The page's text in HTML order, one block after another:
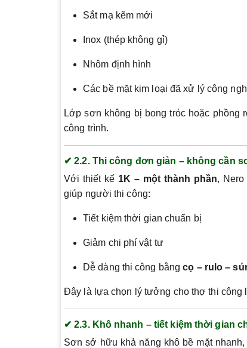
Sắt mạ kẽm mới
Inox (thép không gỉ)
Nhôm định hình
Các bề mặt kim loại đã xử lý công
Lớp sơn không bị bong tróc hoặc phồng
công trình.
✔ 2.2. Thi công đơn giản – không cần
Với thiết kế 1K – một thành phần,
giúp người thi công:
Tiết kiệm thời gian chuẩn bị
Giảm chi phí vật tư
Dễ dàng thi công bằngcọ – rulo –
Đây là lựa chọn lý tưởng cho thợ thi công
✔ 2.3. Khô nhanh – tiết kiệm thời gian
Sơn sở hữu khả năng khô bề mặt